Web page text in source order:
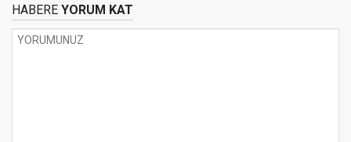
HABERE YORUM KAT